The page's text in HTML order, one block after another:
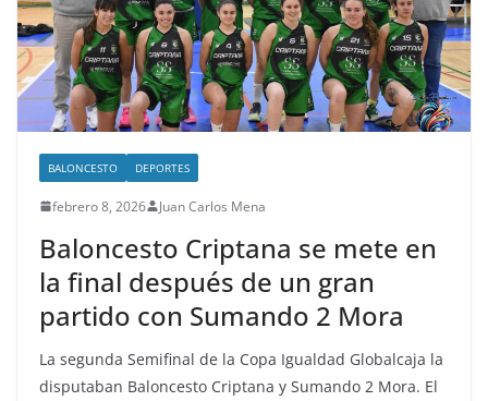
BALONCESTO DEPORTES
febrero 8, 2026 Juan Carlos Mena
Baloncesto Criptana se mete en
la final después de un gran
partido con Sumando 2 Mora
La segunda Semifinal de la Copa Igualdad Globalcaja la
disputaban Baloncesto Criptana y Sumando 2 Mora. El